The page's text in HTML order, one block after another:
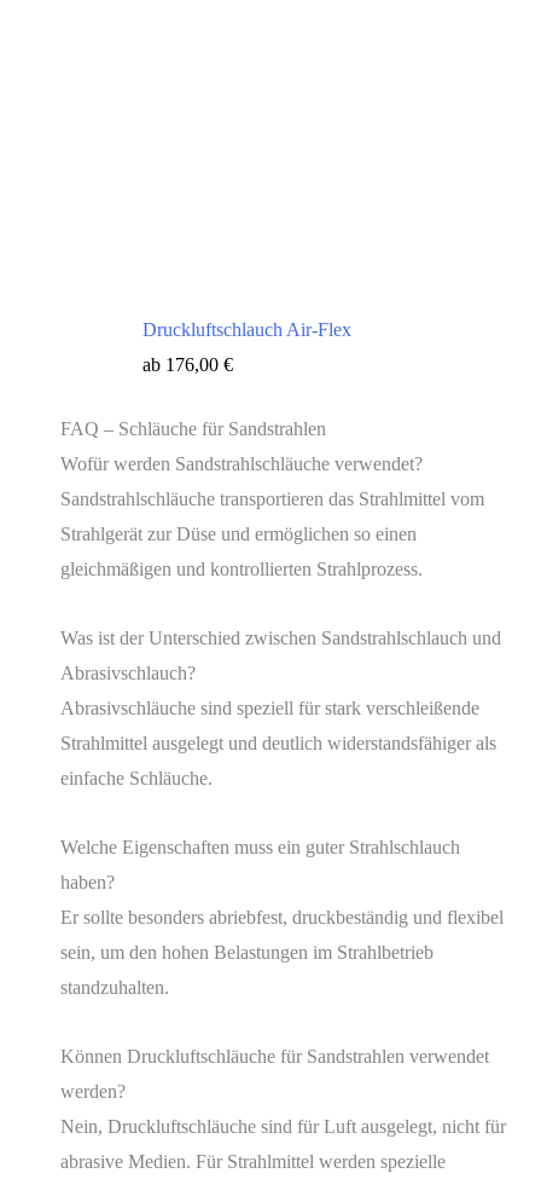
Druckluftschlauch Air-Flex
ab 176,00 €
FAQ – Schläuche für Sandstrahlen
Wofür werden Sandstrahlschläuche verwendet?
Sandstrahlschläuche transportieren das Strahlmittel vom
Strahlgerät zur Düse und ermöglichen so einen
gleichmäßigen und kontrollierten Strahlprozess.
Was ist der Unterschied zwischen Sandstrahlschlauch und
Abrasivschlauch?
Abrasivschläuche sind speziell für stark verschleißende
Strahlmittel ausgelegt und deutlich widerstandsfähiger als
einfache Schläuche.
Welche Eigenschaften muss ein guter Strahlschlauch
haben?
Er sollte besonders abriebfest, druckbeständig und flexibel
sein, um den hohen Belastungen im Strahlbetrieb
standzuhalten.
Können Druckluftschläuche für Sandstrahlen verwendet
werden?
Nein, Druckluftschläuche sind für Luft ausgelegt, nicht für
abrasive Medien. Für Strahlmittel werden spezielle